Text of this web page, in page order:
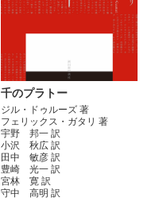
千のプラトー
ジル・ドゥルーズ 著
フェリックス・ガタリ 著
宇野 邦一 訳
小沢 秋広 訳
田中 敏彦 訳
豊崎 光一 訳
宮林 寛 訳
守中 高明 訳